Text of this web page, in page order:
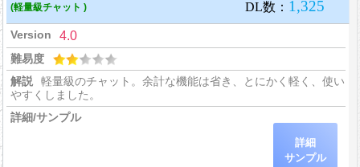
(軽量級チャット )
4.0
軽量級のチャット。余計な機能は省き、とにかく軽く、使い
やすくしました。
詳細
サンプル